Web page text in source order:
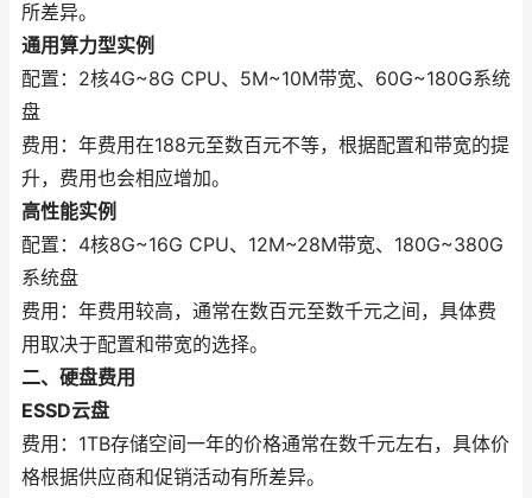
所差异。
通用算力型实例
配置：2核4G~8G CPU、5M~10M带宽、60G~180G系统
盘
费用：年费用在188元至数百元不等，根据配置和带宽的提
升，费用也会相应增加。
高性能实例
配置：4核8G~16G CPU、12M~28M带宽、180G~380G
系统盘
费用：年费用较高，通常在数百元至数千元之间，具体费
用取决于配置和带宽的选择。
二、硬盘费用
ESSD云盘
费用：1TB存储空间一年的价格通常在数千元左右，具体价
格根据供应商和促销活动有所差异。